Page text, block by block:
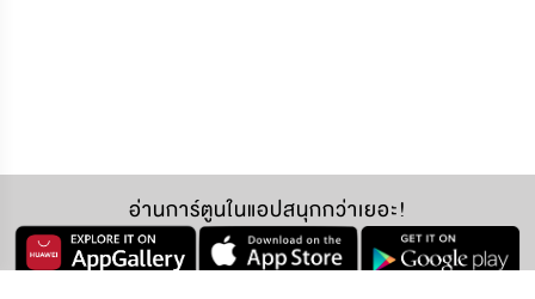
อ่านการ์ตูนในแอปสนุกกว่าเยอะ!